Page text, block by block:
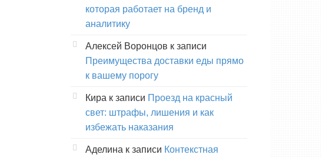
которая работает на бренд и
аналитику
Алексей Воронцов к записи
Преимущества доставки еды прямо
к вашему порогу
Кира к записи Проезд на красный
свет: штрафы, лишения и как
избежать наказания
Аделина к записи Контекстная